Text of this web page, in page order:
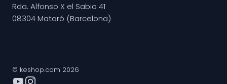
Rda. Alfonso X el Sabio 41
08304 Mataró (Barcelona)
© keshop.com 2026